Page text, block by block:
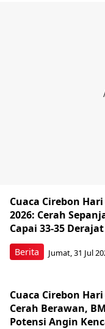
Berita
Cuaca Cirebon
2026: Cerah
Capai 33-35 Derajat
Jumat, 31 Jul
Cuaca Cirebon
Cerah Berawan,
Potensi Angin